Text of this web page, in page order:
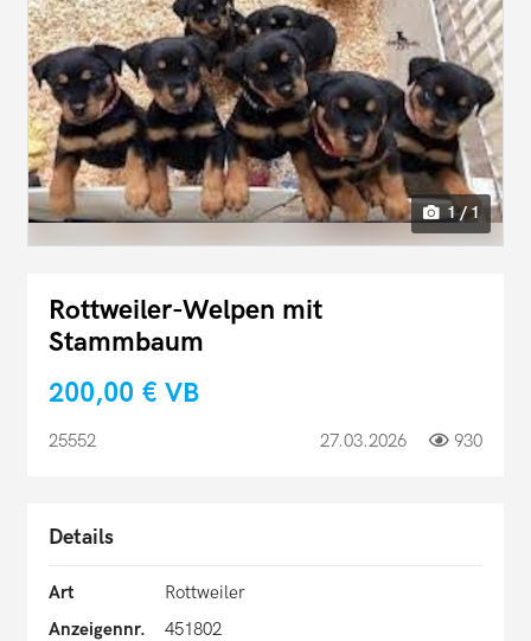
1 / 1
Rottweiler-Welpen mit
Stammbaum
200,00 € VB
25552 27.03.2026 930
Details
Art
Rottweiler
Anzeigennr.
451802